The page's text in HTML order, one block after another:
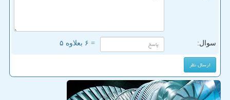
سوال: = ۶ بعلاوه ۵